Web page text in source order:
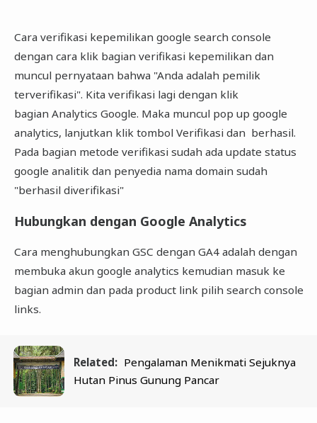
Cara verifikasi kepemilikan google search console
dengan cara klik bagian verifikasi kepemilikan dan
muncul pernyataan bahwa "Anda adalah pemilik
terverifikasi". Kita verifikasi lagi dengan klik
bagian Analytics Google. Maka muncul pop up google
analytics, lanjutkan klik tombol Verifikasi dan berhasil.
Pada bagian metode verifikasi sudah ada update status
google analitik dan penyedia nama domain sudah
"berhasil diverifikasi"
Hubungkan dengan Google Analytics
Cara menghubungkan GSC dengan GA4 adalah dengan
membuka akun google analytics kemudian masuk ke
bagian admin dan pada product link pilih search console
links.
Related: Pengalaman Menikmati Sejuknya
Hutan Pinus Gunung Pancar